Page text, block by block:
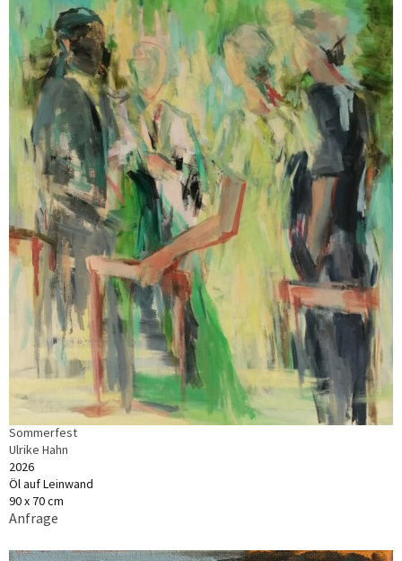
Sommerfest
Ulrike Hahn
2026
Öl auf Leinwand
90 x 70 cm
Anfrage